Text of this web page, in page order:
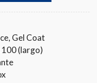
Gel Coat
(largo)